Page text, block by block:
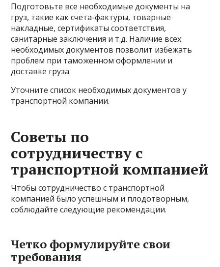
Подготовьте все необходимые документы на
груз, такие как счета-фактуры, товарные
накладные, сертификаты соответствия,
санитарные заключения и т.д. Наличие всех
необходимых документов позволит избежать
проблем при таможенном оформлении и
доставке груза.
Уточните список необходимых документов у
транспортной компании.
Советы по
сотрудничеству с
транспортной компанией
Чтобы сотрудничество с транспортной
компанией было успешным и плодотворным,
соблюдайте следующие рекомендации.
Четко формулируйте свои
требования